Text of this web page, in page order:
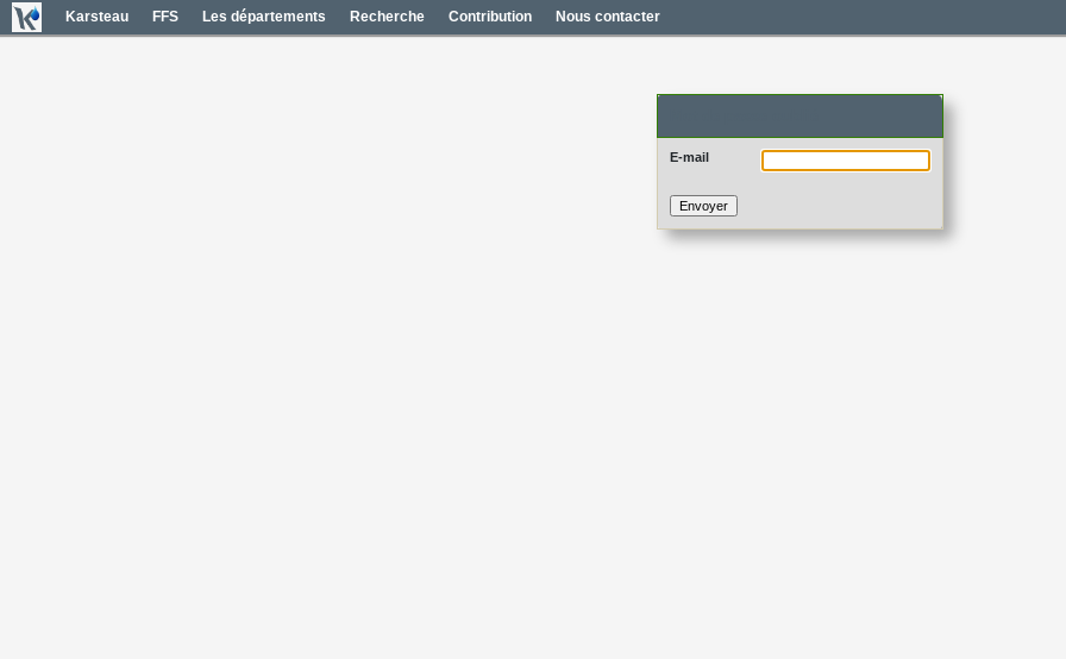
Karsteau FFS Les départements Recherche Contribution Nous contacter
E-mail